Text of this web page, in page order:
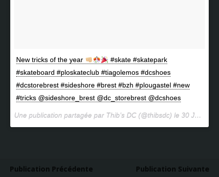
New tricks of the year
#skate #skatepark
#skateboard #ploskateclub #tiagolemos #dcshoes
#dcstorebrest #sideshore #brest #bzh #plougastel #new
#tricks @sideshore_brest @dc_storebrest @dcshoes
Une publication partagée par Thib’s DC (@thibsdc) le 30 Janv. 2017 à 2h26 PST
Publication Précédente
Publication Suivante